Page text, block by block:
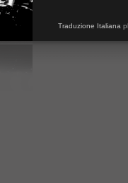
Traduzione Italiana